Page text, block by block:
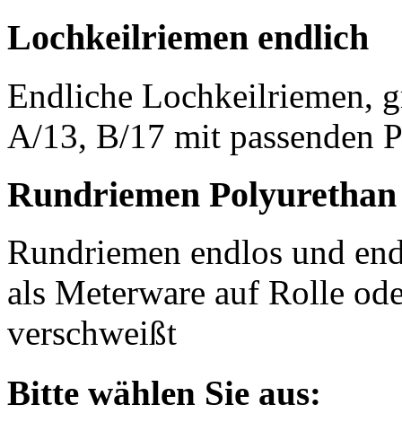
Lochkeilriemen endlich
Endliche Lochkeilriemen,
A/13, B/17 mit passenden
Rundriemen Polyurethan
Rundriemen endlos und
als Meterware auf Rolle
verschweißt
Bitte wählen Sie aus: